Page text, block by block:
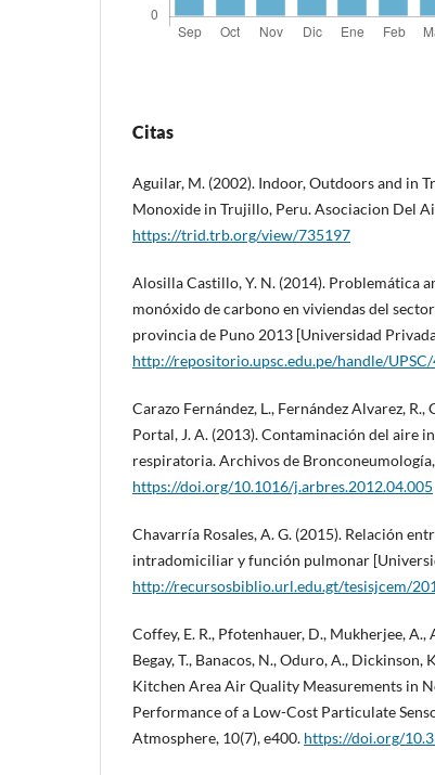
Citas
Aguilar, M. (2002). Indoor, Outdoors and in
Monoxide in Trujillo, Peru. Asociacion Del
https://trid.trb.org/view/735197
Alosilla Castillo, Y. N. (2014). Problemática
monóxido de carbono en viviendas del
provincia de Puno 2013 [Universidad
http://repositorio.upsc.edu.pe/handle/
Carazo Fernández, L., Fernández Alvarez, R.,
Portal, J. A. (2013). Contaminación del aire
respiratoria. Archivos de
https://doi.org/10.1016/j.arbres.2012.04.005
Chavarría Rosales, A. G. (2015). Relación
intradomiciliar y función pulmonar
http://recursosbiblio.url.edu.gt/tesisjcem/
Coffey, E. R., Pfotenhauer, D., Mukherjee, A.,
Begay, T., Banacos, N., Oduro, A., Dickinson,
Kitchen Area Air Quality Measurements in
Performance of a Low-Cost Particulate
Atmosphere, 10(7), e400. https://doi.org/